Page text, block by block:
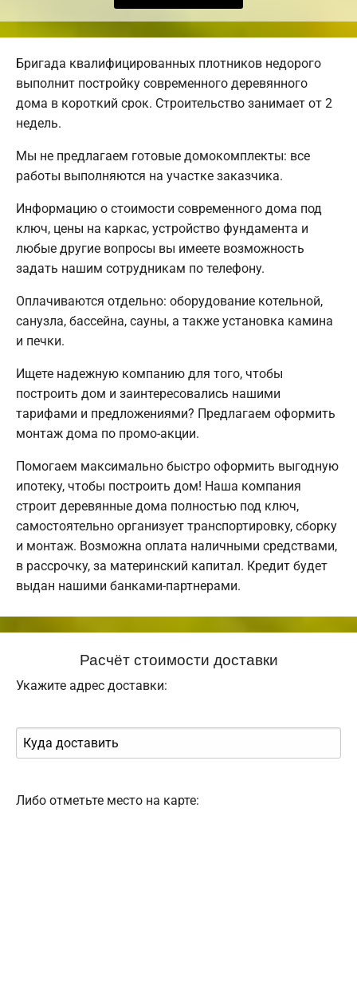
Бригада квалифицированных плотников недорого
выполнит постройку современного деревянного
дома в короткий срок. Строительство занимает от 2
недель.
Мы не предлагаем готовые домокомплекты: все
работы выполняются на участке заказчика.
Информацию о стоимости современного дома под
ключ, цены на каркас, устройство фундамента и
любые другие вопросы вы имеете возможность
задать нашим сотрудникам по телефону.
Оплачиваются отдельно: оборудование котельной,
санузла, бассейна, сауны, а также установка камина
и печки.
Ищете надежную компанию для того, чтобы
построить дом и заинтересовались нашими
тарифами и предложениями? Предлагаем оформить
монтаж дома по промо-акции.
Помогаем максимально быстро оформить выгодную
ипотеку, чтобы построить дом! Наша компания
строит деревянные дома полностью под ключ,
самостоятельно организует транспортировку, сборку
и монтаж. Возможна оплата наличными средствами,
в рассрочку, за материнский капитал. Кредит будет
выдан нашими банками-партнерами.
Расчёт стоимости доставки
Укажите адрес доставки:
Либо отметьте место на карте: